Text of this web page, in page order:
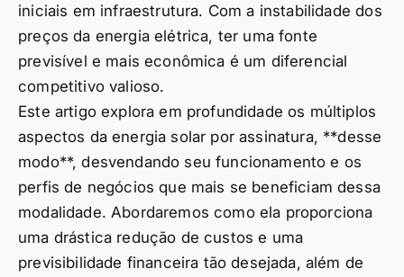
iniciais em infraestrutura. Com a instabilidade dos
preços da energia elétrica, ter uma fonte
previsível e mais econômica é um diferencial
competitivo valioso.
Este artigo explora em profundidade os múltiplos
aspectos da energia solar por assinatura, **desse
modo**, desvendando seu funcionamento e os
perfis de negócios que mais se beneficiam dessa
modalidade. Abordaremos como ela proporciona
uma drástica redução de custos e uma
previsibilidade financeira tão desejada, além de